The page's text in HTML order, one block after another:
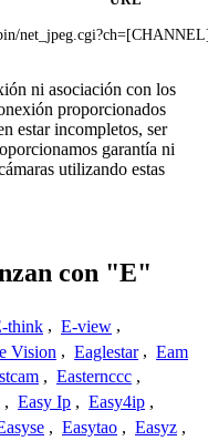
ni asociación con los
proporcionados
estar incompletos, ser
garantía ni
utilizando estas
con "E"
think , E-view ,
Vision , Eaglestar , Eam
, Easternccc ,
, Easy Ip , Easy4ip ,
, Easytao , Easyz ,